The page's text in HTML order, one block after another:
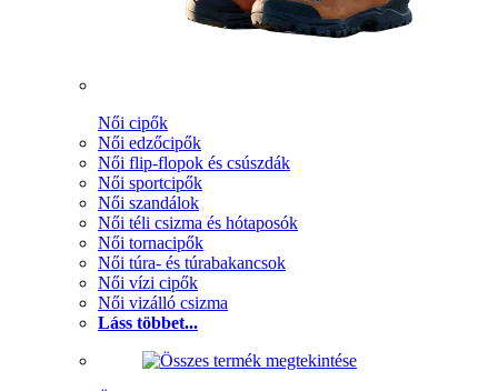
Női cipők
Női edzőcipők
Női flip-flopok és csúszdák
Női sportcipők
Női szandálok
Női téli csizma és hótaposók
Női tornacipők
Női túra- és túrabakancsok
Női vízi cipők
Női vizálló csizma
Láss többet...